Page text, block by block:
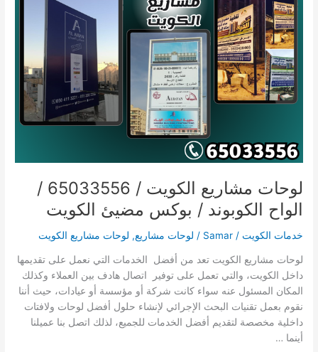
لوحات مشاريع الكويت / 65033556 /
الواح الكوبوند / بوكس مضيئ الكويت
خدمات الكويت /
Samar
/ لوحات مشاريع, لوحات مشاريع الكويت
لوحات مشاريع الكويت تعد من أفضل الخدمات التي نعمل على تقديمها
داخل الكويت، والتي تعمل على توفير اتصال هادف بين العملاء وكذلك
المكان المسئول عنه سواء كانت شركة أو مؤسسة أو عيادات، حيث أننا
نقوم بعمل تقنيات البحث الإجرائي لإنشاء حلول أفضل لوحات ولافتات
داخلية مخصصة لتقديم أفضل الخدمات للجميع، لذلك اتصل بنا عميلنا
أينما …
الكويت
65033556
الواح
الكوبوند
الكويت